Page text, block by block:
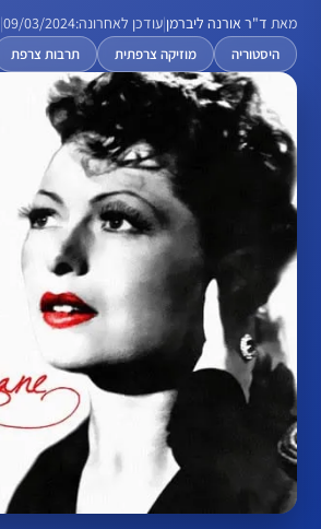
מאת ד"ר אורנה ליברמן|עודכן לאחרונה:09/03/2024
|
היסטוריה מוזיקה צרפתית תרבות צרפת